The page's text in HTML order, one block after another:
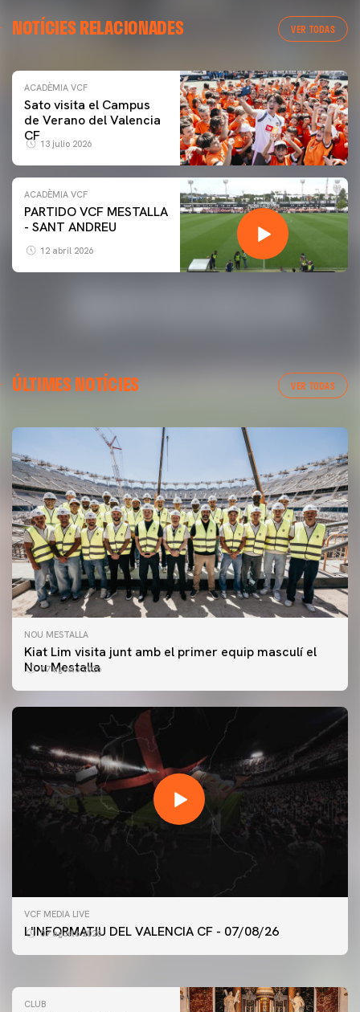
NOTÍCIES RELACIONADES VER TODAS
ACADÈMIA VCF
Sato visita el Campus
de Verano del Valencia
CF
13 julio 2026
ACADÈMIA VCF
PARTIDO VCF MESTALLA
- SANT ANDREU
12 abril 2026
ÚLTIMES NOTÍCIES VER TODAS
NOU MESTALLA
Kiat Lim visita junt amb el primer equip masculí el
Nou Mestalla
07 agosto 2026
VCF MEDIA LIVE
L'INFORMATIU DEL VALENCIA CF - 07/08/26
07 agosto 2026
PRIMER EQUIP
ENTRENAMENT DEL VALENCIA CF 7/8/2026
CLUB